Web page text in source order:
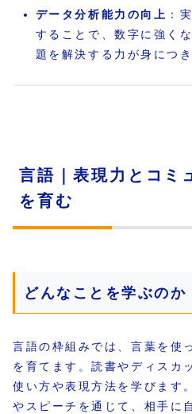
データ分析能力の向上 ：
することで、数字に強く
題を解決する力が身につき
言語｜表現力とコミ
を育む
どんなことを学ぶのか
言語の枠組みでは、言葉を使
を育てます。読書やディスカ
使い方や表現方法を学びます
やスピーチを通じて、相手に